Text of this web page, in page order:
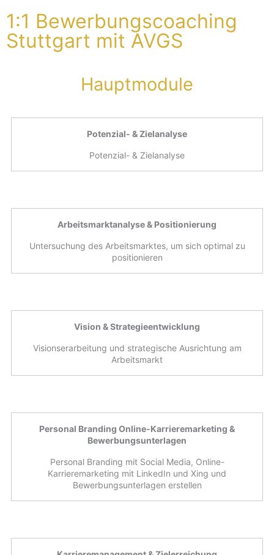
1:1 Bewerbungscoaching
Stuttgart mit AVGS
Hauptmodule
Potenzial- & Zielanalyse
Potenzial- & Zielanalyse
Arbeitsmarktanalyse & Positionierung
Untersuchung des Arbeitsmarktes, um sich optimal zu
positionieren
Vision & Strategieentwicklung
Visionserarbeitung und strategische Ausrichtung am
Arbeitsmarkt
Personal Branding Online-Karrieremarketing &
Bewerbungsunterlagen
Personal Branding mit Social Media, Online-
Karrieremarketing mit LinkedIn und Xing und
Bewerbungsunterlagen erstellen